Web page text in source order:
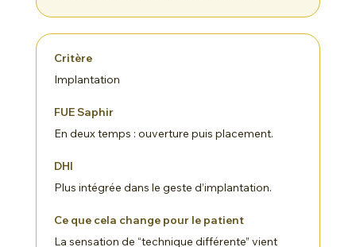
Implantation
En deux temps : ouverture puis placement.
Plus intégrée dans le geste d’implantation.
La sensation de “technique différente” vient